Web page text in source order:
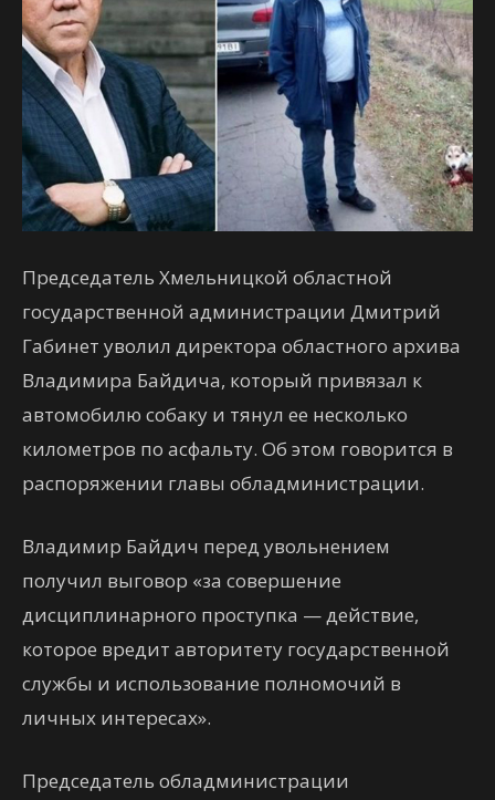
Председатель Хмельницкой областной
государственной администрации Дмитрий
Габинет уволил директора областного архива
Владимира Байдича, который привязал к
автомобилю собаку и тянул ее несколько
километров по асфальту. Об этом говорится в
распоряжении главы обладминистрации.
Владимир Байдич перед увольнением
получил выговор «за совершение
дисциплинарного проступка — действие,
которое вредит авторитету государственной
службы и использование полномочий в
личных интересах».
Председатель обладминистрации